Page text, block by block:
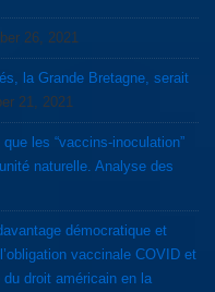
26, 2021
la Grande Bretagne, serait
21, 2021
les “vaccins-inoculation”
naturelle. Analyse des
démocratique et
vaccinale COVID et
du droit américain en la